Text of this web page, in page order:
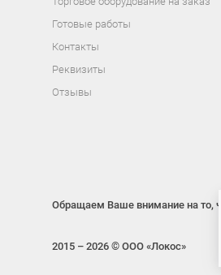
Готовые работы
Контакты
Реквизиты
Отзывы
Обращаем Ваше внимание на то,
2015 – 2026 © ООО «Локос»